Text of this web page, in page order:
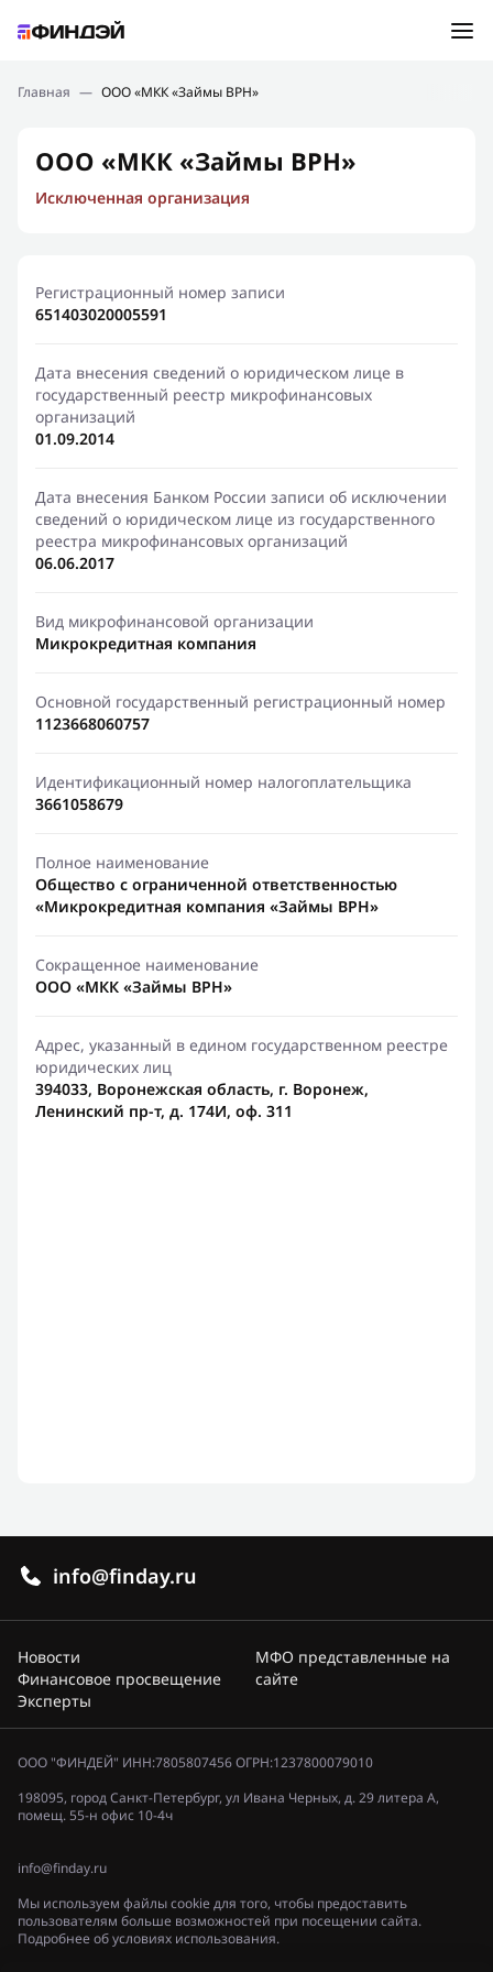
Подбор займа
Новости
Финансовое просвещение
Главная — ООО «МКК «Займы ВРН»
ООО «МКК «Займы ВРН»
Исключенная организация
Регистрационный номер записи
651403020005591
Дата внесения сведений о юридическом лице в
государственный реестр микрофинансовых
организаций
01.09.2014
Дата внесения Банком России записи об исключении
сведений о юридическом лице из государственного
реестра микрофинансовых организаций
06.06.2017
Вид микрофинансовой организации
Микрокредитная компания
Основной государственный регистрационный номер
1123668060757
Идентификационный номер налогоплательщика
3661058679
Полное наименование
Общество с ограниченной ответственностью
«Микрокредитная компания «Займы ВРН»
Сокращенное наименование
ООО «МКК «Займы ВРН»
Адрес, указанный в едином государственном реестре
юридических лиц
394033, Воронежская область, г. Воронеж,
Ленинский пр-т, д. 174И, оф. 311
info@finday.ru
Новости
Финансовое просвещение
Эксперты
МФО представленные на
сайте
ООО "ФИНДЕЙ" ИНН:7805807456 ОГРН:1237800079010
198095, город Санкт-Петербург, ул Ивана Черных, д. 29 литера А,
помещ. 55-н офис 10-4ч
info@finday.ru
Мы используем файлы cookie для того, чтобы предоставить
пользователям больше возможностей при посещении сайта.
Подробнее об условиях использования.
Ошибка:Контактная форма не найдена.
Спасибо, что написали нам
Мы свяжемся с Вами в ближайшее время и сообщим
результат
Отправить новый запрос